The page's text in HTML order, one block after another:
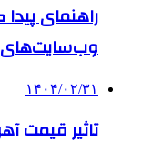
راهنمای
وب‌سایت‌های
۱۴۰۴/۰۲/۳۱
تاثیر قیمت